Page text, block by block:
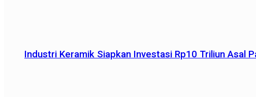
Industri Keramik Siapkan Investasi Rp10 Triliun Asal